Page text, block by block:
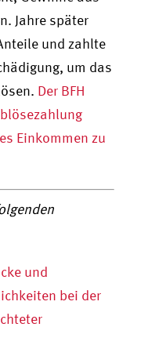
Jahre später
und zahlte
um das
Der BFH
Einkommen zu
und
bei der